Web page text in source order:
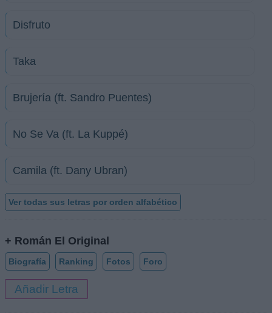
Disfruto
Taka
Brujería (ft. Sandro Puentes)
No Se Va (ft. La Kuppé)
Camila (ft. Dany Ubran)
Ver todas sus letras por orden alfabético
+ Román El Original
Biografía Ranking Fotos Foro
Añadir Letra